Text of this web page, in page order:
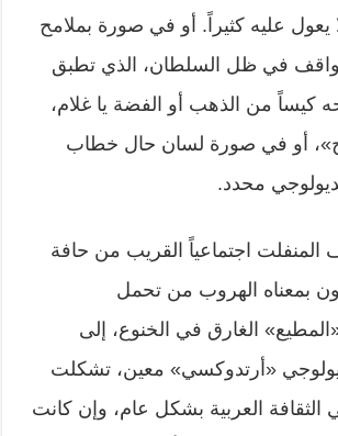
عليه كثيراً. أو في صورة بملامح
في ظل السلطان، الذي تطبق
كيساً من الذهب أو الفضة يا غلام،
أو في صورة لسان حال خطاب
محدد.
المنفلت اجتماعياً القريب من حافة
بمعناه الهروب من تحمل
الغارق في الخنوع، إلى
«أرتدوكسي» معين، تشكلت
العربية بشكل عام، وإن كانت